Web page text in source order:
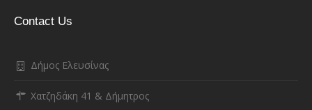
Contact Us
Δήμος Ελευσίνας
Χατζηδάκη 41 & Δήμητρος